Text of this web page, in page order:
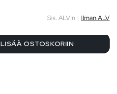
Sis. ALV:n | Ilman ALV
LISÄÄ OSTOSKORIIN